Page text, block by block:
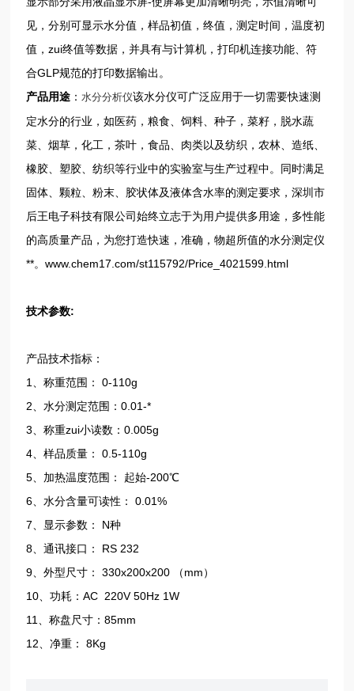
见，分别可显示水分值，样品初值，终值，测定时间，温度初
值，zui终值等数据，并具有与计算机，打印机连接功能、符
合GLP规范的打印数据输出。
产品用途 ： 水分分析仪该水分仪可广泛应用于一切需要快速测
定水分的行业，如医药，粮食、饲料、种子，菜籽，脱水蔬
菜、烟草，化工，茶叶，食品、肉类以及纺织，农林、造纸、
橡胶、塑胶、纺织等行业中的实验室与生产过程中。同时满足
固体、颗粒、粉末、胶状体及液体含水率的测定要求，深圳市
后王电子科技有限公司始终立志于为用户提供多用途，多性能
的高质量产品，为您打造快速，准确，物超所值的水分测定仪
**。www.chem17.com/st115792/Price_4021599.html
技术参数:
产品技术指标：
1、称重范围： 0-110g
2、水分测定范围：0.01-*
3、称重zui小读数：0.005g
4、样品质量： 0.5-110g
5、加热温度范围： 起始-200℃
6、水分含量可读性： 0.01%
7、显示参数： N种
8、通讯接口： RS 232
9、外型尺寸： 330x200x200 （mm）
10、功耗：AC 220V 50Hz 1W
11、称盘尺寸：85mm
12、净重： 8Kg